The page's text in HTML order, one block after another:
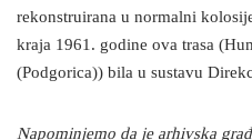
rekonstruirana u normalni
kraja 1961. godine ova trasa
(Podgorica)) bila u sustavu
Napominjemo da je arhivska